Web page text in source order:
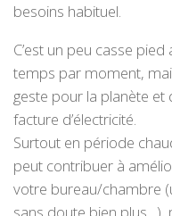
besoins habituel.
C’est un peu casse
temps par moment,
geste pour la planète et
facture d’électricité.
Surtout en période
peut contribuer à
votre bureau/chambre